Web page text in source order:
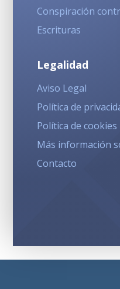
Conspiración
Escrituras
Legalidad
Aviso Legal
Política de
Política de cookies
Más información
Contacto